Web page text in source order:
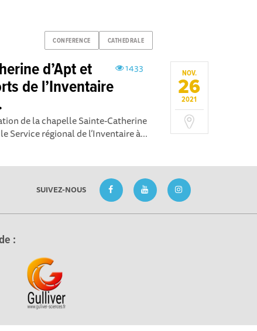
CONFERENCE CATHEDRALE
NOV.
26
2021
1433
d’Apt et
de l’Inventaire
de la chapelle Sainte-Catherine
Service régional de l’Inventaire à...
SUIVEZ-NOUS
: